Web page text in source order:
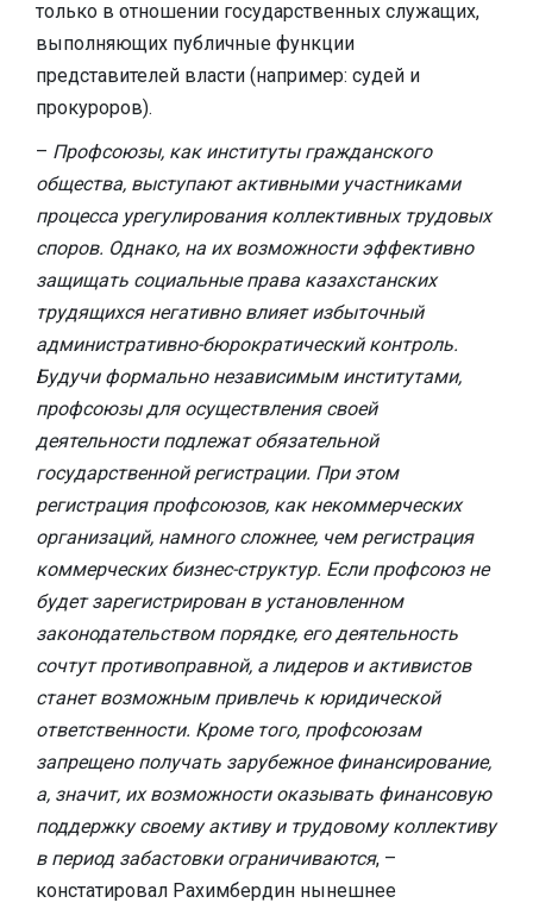
только в отношении государственных служащих,
выполняющих публичные функции
представителей власти (например: судей и
прокуроров).
– Профсоюзы, как институты гражданского
общества, выступают активными участниками
процесса урегулирования коллективных трудовых
споров. Однако, на их возможности эффективно
защищать социальные права казахстанских
трудящихся негативно влияет избыточный
административно-бюрократический контроль.
Будучи формально независимым институтами,
профсоюзы для осуществления своей
деятельности подлежат обязательной
государственной регистрации. При этом
регистрация профсоюзов, как некоммерческих
организаций, намного сложнее, чем регистрация
коммерческих бизнес-структур. Если профсоюз не
будет зарегистрирован в установленном
законодательством порядке, его деятельность
сочтут противоправной, а лидеров и активистов
станет возможным привлечь к юридической
ответственности. Кроме того, профсоюзам
запрещено получать зарубежное финансирование,
а, значит, их возможности оказывать финансовую
поддержку своему активу и трудовому коллективу
в период забастовки ограничиваются, –
констатировал Рахимбердин нынешнее